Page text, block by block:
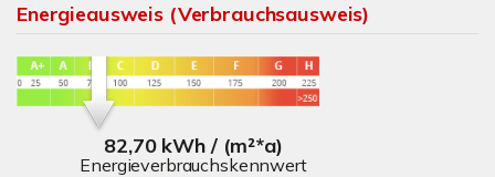
Energieausweis (Verbrauchsausweis)
82,70 kWh / (m²*a)
Energieverbrauchskennwert